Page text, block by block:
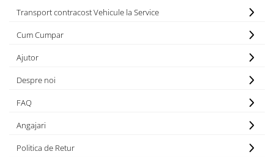
Acumulatori 36V
Cauciucuri
Cauciucuri Fat Bike
Controllere
Display
Incarcatoare 48V
Transport contracost Vehicule la Service
Cum Cumpar
Ajutor
Despre noi
FAQ
Angajari
Politica de Retur